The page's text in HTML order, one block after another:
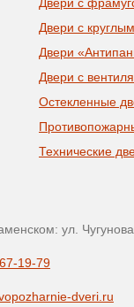
Двери с
Двери
Двери с
Остекленные
Технические
ул.
19-79
dveri.ru